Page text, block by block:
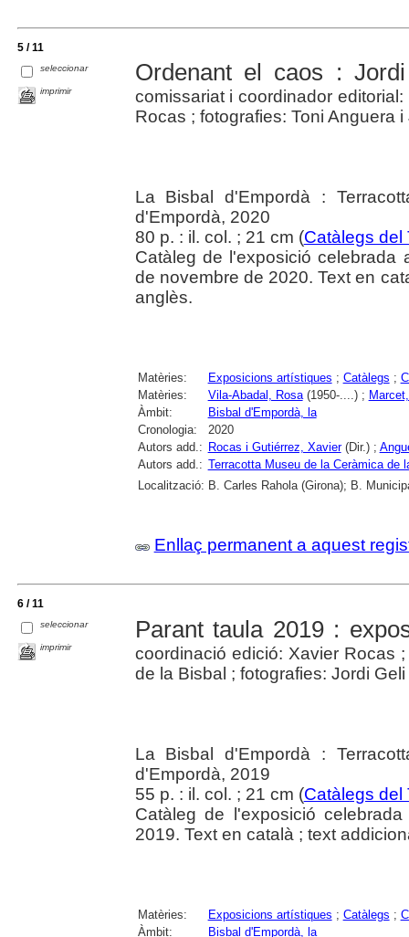
5 / 11
seleccionar
imprimir
Ordenant el caos :
comissariat i coordinador
Rocas ; fotografies: Toni Anguera i
La Bisbal d'Empordà :
d'Empordà, 2020
80 p. : il. col. ; 21 cm (Catàlegs del
Catàleg de l'exposició
de novembre de 2020. Text en
anglès.
Matèries: Exposicions artístiques ; Catàlegs ;
Matèries:
Vila-Abadal, Rosa(1950-....) ;
Àmbit:
Bisbal d'Empordà, la
Cronologia:
2020
Autors add.: Rocas i Gutiérrez, Xavier(Dir.) ;
Autors add.: Terracotta Museu de la Ceràmica de
Localització: B. Carles Rahola (Girona); B.
Enllaç permanent a aquest
6 / 11
seleccionar
imprimir
Parant taula 2019 :
coordinació edició: Xavier Rocas
de la Bisbal ; fotografies: Jordi Geli
La Bisbal d'Empordà :
d'Empordà, 2019
55 p. : il. col. ; 21 cm (Catàlegs del
Catàleg de l'exposició
2019. Text en català ; text
Matèries: Exposicions artístiques ; Catàlegs ;
Àmbit:
Bisbal d'Empordà, la